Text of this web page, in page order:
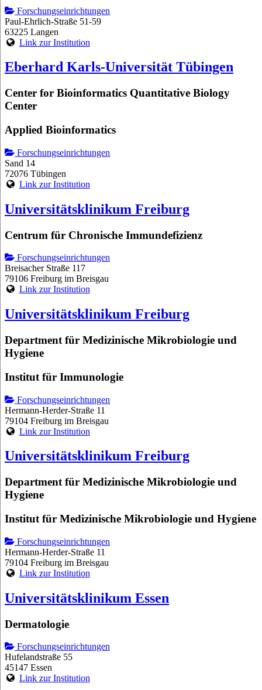
Forschungseinrichtungen
Paul-Ehrlich-Straße 51-59
63225 Langen
Link zur Institution
Eberhard Karls-Universität Tübingen
Center for Bioinformatics Quantitative Biology
Center
Applied Bioinformatics
Forschungseinrichtungen
Sand 14
72076 Tübingen
Link zur Institution
Universitätsklinikum Freiburg
Centrum für Chronische Immundefizienz
Forschungseinrichtungen
Breisacher Straße 117
79106 Freiburg im Breisgau
Link zur Institution
Universitätsklinikum Freiburg
Department für Medizinische Mikrobiologie und
Hygiene
Institut für Immunologie
Forschungseinrichtungen
Hermann-Herder-Straße 11
79104 Freiburg im Breisgau
Link zur Institution
Universitätsklinikum Freiburg
Department für Medizinische Mikrobiologie und
Hygiene
Institut für Medizinische Mikrobiologie und Hygiene
Forschungseinrichtungen
Hermann-Herder-Straße 11
79104 Freiburg im Breisgau
Link zur Institution
Universitätsklinikum Essen
Dermatologie
Forschungseinrichtungen
Hufelandstraße 55
45147 Essen
Link zur Institution